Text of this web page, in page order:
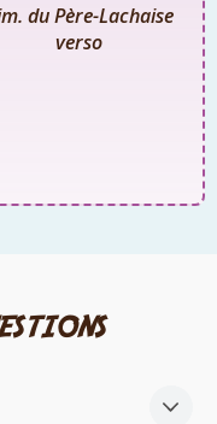
du Père-Lachaise
verso